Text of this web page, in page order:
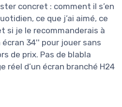
concret : comment il s’en
ce que j’ai aimé, ce
si je le recommanderais à
34'' pour jouer sans
de prix. Pas de blabla
réel d’un écran branché H24